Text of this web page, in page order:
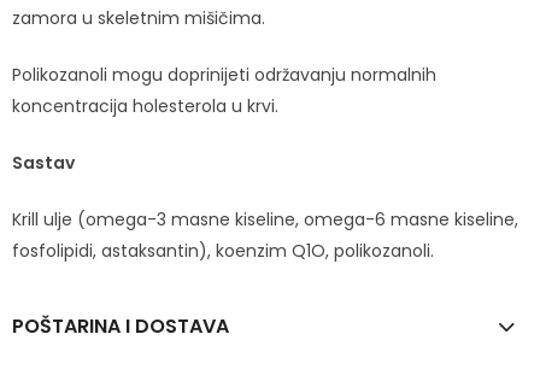
zamora u skeletnim mišičima.
Polikozanoli mogu doprinijeti održavanju normalnih
koncentracija holesterola u krvi.
Sastav
Krill ulje (omega-3 masne kiseline, omega-6 masne kiseline,
fosfolipidi, astaksantin), koenzim Q1O, polikozanoli.
POŠTARINA I DOSTAVA